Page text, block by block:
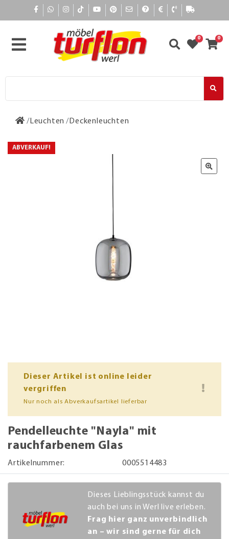
0 0
Leuchten Deckenleuchten
ABVERKAUF!
Dieser Artikel ist online leider
vergriffen
Nur noch als Abverkaufsartikel lieferbar
Pendelleuchte "Nayla" mit
rauchfarbenem Glas
Artikelnummer: 0005514483
Dieses Lieblingsstück kannst du
auch bei uns in Werl live erleben.
Frag hier ganz unverbindlich
an – wir sind gerne für dich